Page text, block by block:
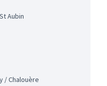
Aubin
/ Chalouère